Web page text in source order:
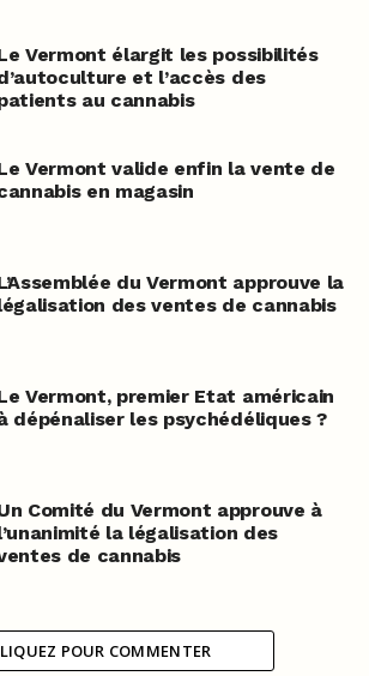
Vermont élargit les possibilités
et l’accès des
au cannabis
Vermont valide enfin la vente de
en magasin
du Vermont approuve la
des ventes de cannabis
Vermont, premier Etat américain
dépénaliser les psychédéliques ?
Comité du Vermont approuve à
la légalisation des
de cannabis
POUR COMMENTER